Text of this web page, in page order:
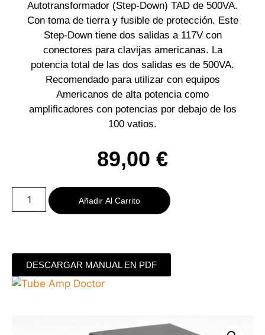
Autotransformador (Step-Down) TAD de 500VA.
Con toma de tierra y fusible de protección. Este
Step-Down tiene dos salidas a 117V con
conectores para clavijas americanas. La
potencia total de las dos salidas es de 500VA.
Recomendado para utilizar con equipos
Americanos de alta potencia como
amplificadores con potencias por debajo de los
100 vatios.
89,00 €
Añadir Al Carrito
DESCARGAR MANUAL EN PDF